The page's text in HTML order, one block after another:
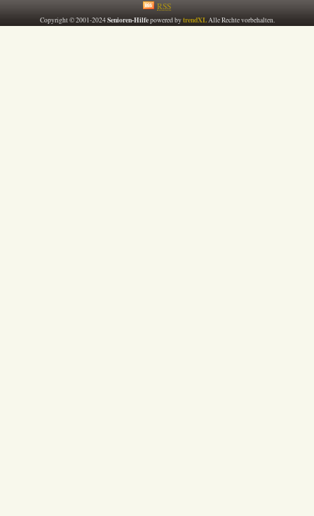
RSS
Copyright © 2001-2024Senioren-Hilfepowered bytrendXLAlle Rechte vorbehalten.